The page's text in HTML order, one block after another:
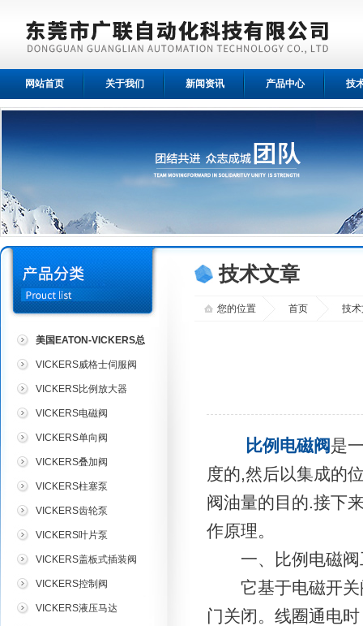
网站首页 关于我们 新闻资讯 产品中心 技
美国EATON-VICKERS总
代理
VICKERS威格士伺服阀
VICKERS比例放大器
VICKERS电磁阀
VICKERS单向阀
VICKERS叠加阀
VICKERS柱塞泵
VICKERS齿轮泵
VICKERS叶片泵
VICKERS盖板式插装阀
VICKERS控制阀
VICKERS液压马达
技术文章
您的位置 首页 技
比例电磁阀是
度的,然后以集成的
阀油量的目的.接下
作原理。
一、比例电磁阀
它基于电磁开关
门关闭。线圈通电